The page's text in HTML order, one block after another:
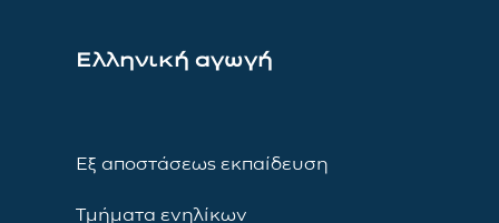
Ελληνική αγωγή
Εξ αποστάσεως εκπαίδευση
Τμήματα ενηλίκων